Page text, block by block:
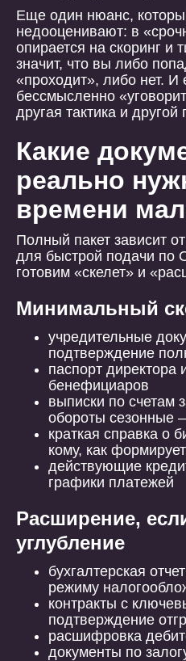
Еще один нюанс,
недооценивают: в
опирается на скоринг и
значит, что вы либо
«проходит», либо нет. И
бессмысленно
другая тактика и другой
Какие
реально
времени
Полный пакет зависит
для быстрой подачи
готовим «скелет» и
Минимальный
учредительные
подтверждение
паспорт директора
бенефициаров
выписки по счетам
обороты сезонные
краткая справка о
кому, как
действующие
графики платежей
Расширение,
углубление
бухгалтерская
режиму
контракты с
подтверждение
расшифровка
документы по